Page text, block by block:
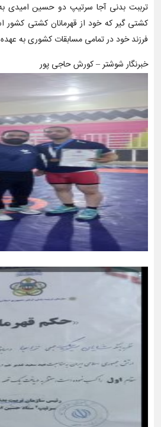
ترببت بدنی آجا سرتیپ دو حسین امیدی
کشتی گیر که خود از قهرمانان کشتی
فرزند خود در تمامی مسابقات کشوری به
خبرنگار شوشتر – کورش حاجی پور